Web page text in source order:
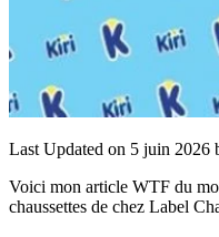
Last Updated on 5 juin 2026
Voici mon article WTF du
chaussettes de chez Label